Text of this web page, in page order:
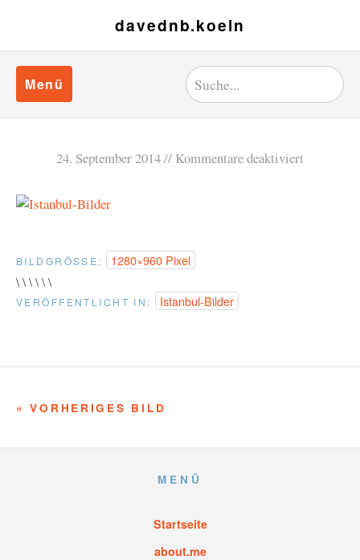
davednb.koeln
Menü
24. September 2014 Kommentare deaktiviert
BILDGRÖSSE:
1280×960 Pixel
\ \ \ \ \ \
VERÖFFENTLICHT IN: Istanbul-Bilder
« VORHERIGES BILD
MENÜ
Startseite
about.me